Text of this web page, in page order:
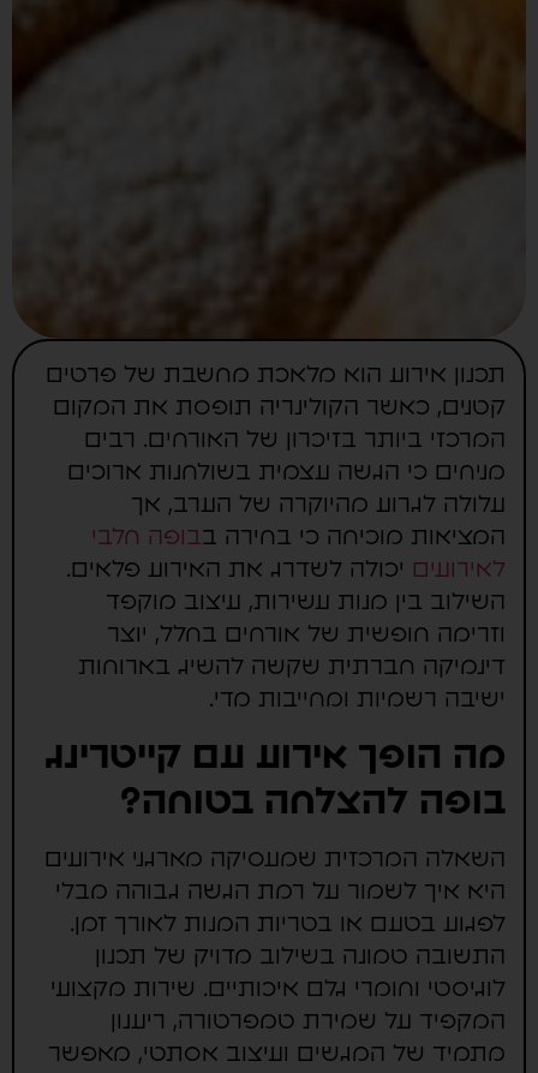
תכנון אירוע הוא מלאכת מחשבת של פרטים
קטנים, כאשר הקולינריה תופסת את המקום
המרכזי ביותר בזיכרון של האורחים. רבים
מניחים כי הגשה עצמית בשולחנות ארוכים
עלולה לגרוע מהיוקרה של הערב, אך
המציאות מוכיחה כי בחירה ב בופה חלבי
לאירועים יכולה לשדרג את האירוע פלאים.
השילוב בין מנות עשירות, עיצוב מוקפד
וזרימה חופשית של אורחים בחלל, יוצר
דינמיקה חברתית שקשה להשיג בארוחות
ישיבה רשמיות ומחייבות מדי.
מה הופך אירוע עם קייטרינג
בופה להצלחה בטוחה?
השאלה המרכזית שמעסיקה מארגני אירועים
היא איך לשמור על רמת הגשה גבוהה מבלי
לפגוע בטעם או בטריות המנות לאורך זמן.
התשובה טמונה בשילוב מדויק של תכנון
לוגיסטי וחומרי גלם איכותיים. שירות מקצועי
המקפיד על שמירת טמפרטורה, ריענון
מתמיד של המגשים ועיצוב אסתטי, מאפשר